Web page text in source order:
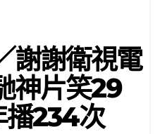
謝謝衛視電
神片笑29
234次